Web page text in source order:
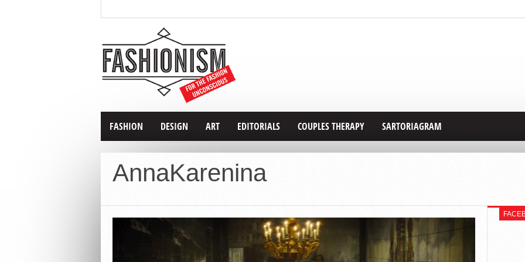
FASHION DESIGN ART EDITORIALS COUPLES THERAPY SARTORIAGRAM
AnnaKarenina